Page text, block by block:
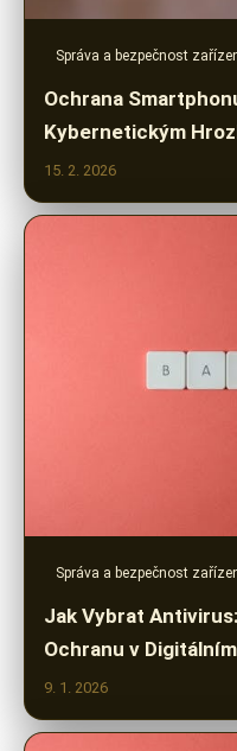
Správa a bezpečnost
Ochrana
Kybernetickým
15. 2. 2026
Správa a bezpečnost
Jak Vybrat
Ochranu v
9. 1. 2026